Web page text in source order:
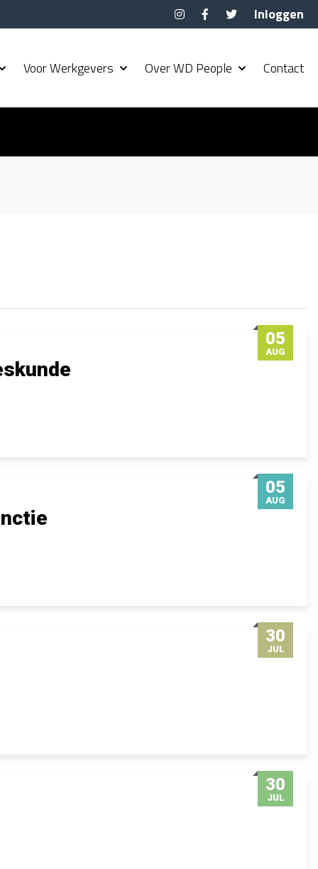
Inloggen
Voor Werkgevers Over WD People Contact
05
AUG
05
AUG
30
JUL
30
JUL